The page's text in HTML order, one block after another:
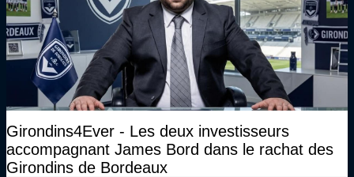
Girondins4Ever - Les deux investisseurs
accompagnant James Bord dans le rachat des
Girondins de Bordeaux